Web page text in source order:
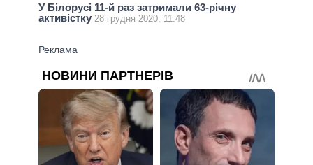
У Білорусі 11-й раз затримали 63-річну
активістку 28 грудня 2020, 11:48